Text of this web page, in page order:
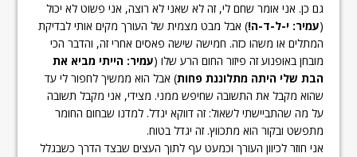
גם כן. אני אומר שחם לי, זה לא שאני לא רוצה, אני פשוט לא יכול
(עמיר: י-ל-ד-ה!) אבל מבט מצמית של העורך מקים אותי לבדיקת
המתלים או משהו כזה. חמישה שישה פאסים אחרי זה, והדבר הכי
מובחן באופנוע זה פיזור החום הרע שלו (עמיר: הייתי מביא את
הבת שלי היתה מתלוננת פחות) אבל הוא ממשיך לחפור לי עד
שהוא מקבל את התשובה שחיפש ממני. מצידי, אני מקבל תשובה
על מה שהתביישתי לשאול: זה דווקא יגדל. למדנו שבחום החומר
מתפשט ובקור הוא מתכווץ. זה יגדל בטוח.
אני חוזר לכיוון העורך וכמעט עף לתוך העצים שבצד הדרך כשבגלל